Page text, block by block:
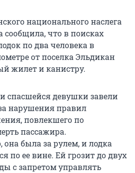
национального наслега
сообщила, что в поисках
по два человека в
от поселка Эльдикан
жилет и канистру.
спасшейся девушки завели
нарушения правил
повлекшего по
пассажира.
была за рулем, и лодка
по ее вине. Ей грозит до двух
с запретом управлять